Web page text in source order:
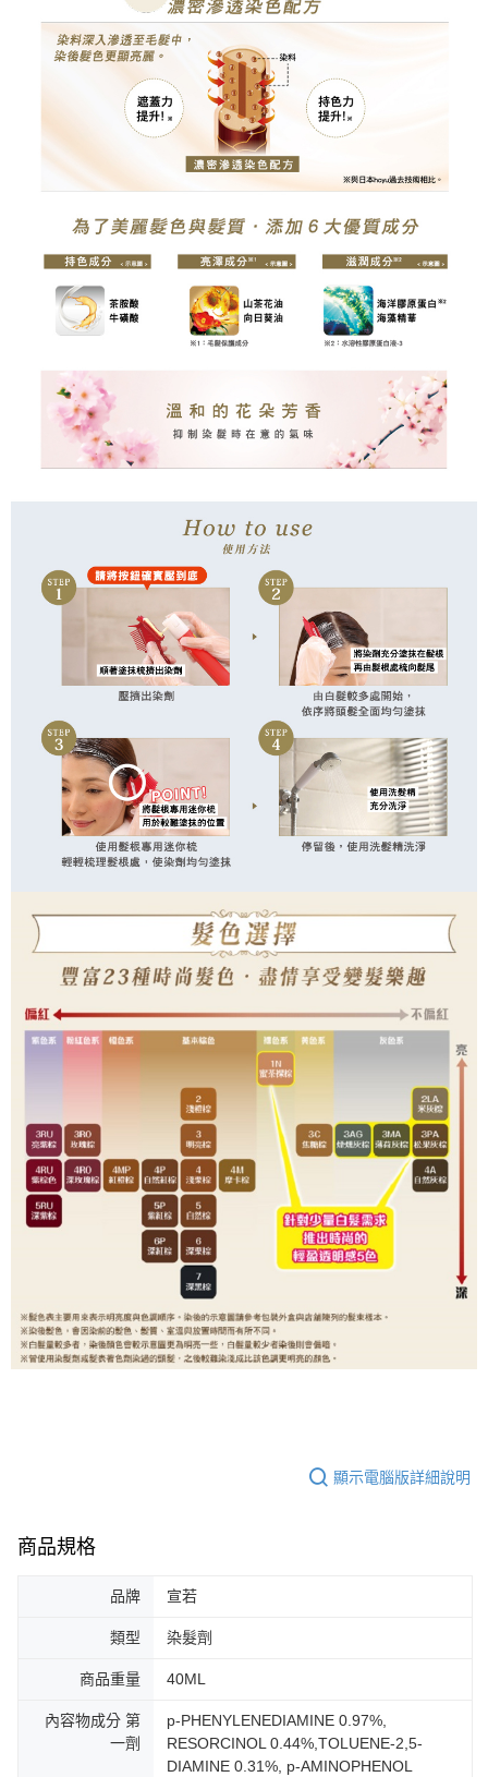
顯示電腦版詳細說明
商品規格
品牌 宣若
類型 染髮劑
商品重量 40ML
內容物成分 第
一劑
p-PHENYLENEDIAMINE 0.97%,
RESORCINOL 0.44%,TOLUENE-2,5-
DIAMINE 0.31%, p-AMINOPHENOL